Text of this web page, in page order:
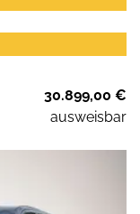
30.899,00 €
ausweisbar